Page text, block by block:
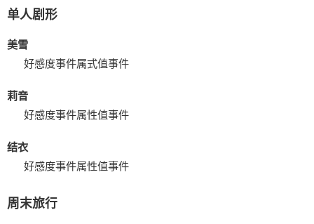
单人剧形
美雪
好感度事件属式值事件
莉音
好感度事件属性值事件
结衣
好感度事件属性值事件
周末旅行